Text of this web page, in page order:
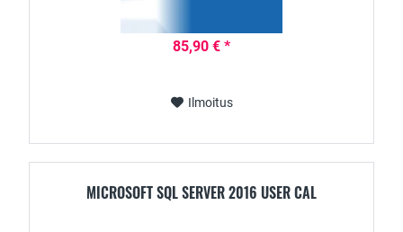
85,90 € *
Ilmoitus
MICROSOFT SQL SERVER 2016 USER CAL